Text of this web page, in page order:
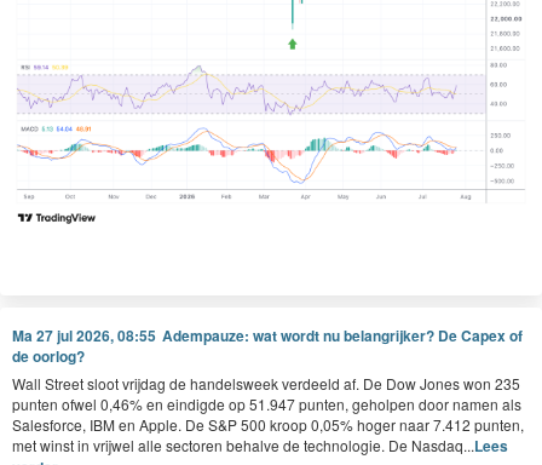
Ma 27 jul 2026, 08:55 Adempauze: wat wordt nu belangrijker? De Capex of
de oorlog?
Wall Street sloot vrijdag de handelsweek verdeeld af. De Dow Jones won 235
punten ofwel 0,46% en eindigde op 51.947 punten, geholpen door namen als
Salesforce, IBM en Apple. De S&P 500 kroop 0,05% hoger naar 7.412 punten,
met winst in vrijwel alle sectoren behalve de technologie. De Nasdaq...Lees